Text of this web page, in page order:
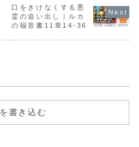
口をきけなくする悪
霊の追い出し｜ルカ
の福音書11章14-36
書き込む